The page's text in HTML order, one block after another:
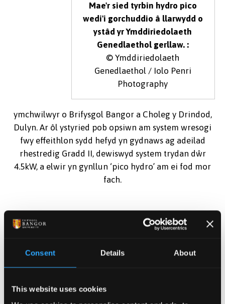
Consent Details About
This website uses cookies
Mae'r sied tyrbin hydro pico
wedi'i gorchuddio â llarwydd o
ystâd yr Ymddiriedolaeth
Genedlaethol gerllaw. :
© Ymddiriedolaeth
Genedlaethol / Iolo Penri
Photography
ymchwilwyr o Brifysgol Bangor a Choleg y Drindod,
Dulyn. Ar ôl ystyried pob opsiwn am system wresogi
fwy effeithlon sydd hefyd yn gydnaws ag adeilad
rhestredig Gradd II, dewiswyd system trydan dŵr
4.5kW, a elwir yn gynllun ‘pico hydro’ am ei fod mor
fach.
Dywedodd Keith Jones: “Dim ond canran benodol o
ddŵr y nant y bydd y cynllun trydan dŵr yn ei
Mae hyn yn golygu ein bod yn cynhyrchu’r trydan pan
fydd arnom ei angen fwyaf, pan fydd yr aer yn fwy
y safle, yn unswydd er mwyn gwarchod y casgliad